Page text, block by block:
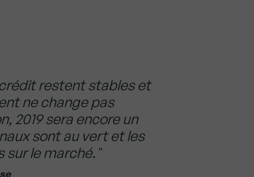
restent stables et
ne change pas
2019 sera encore un
sont au vert et les
sur le marché."